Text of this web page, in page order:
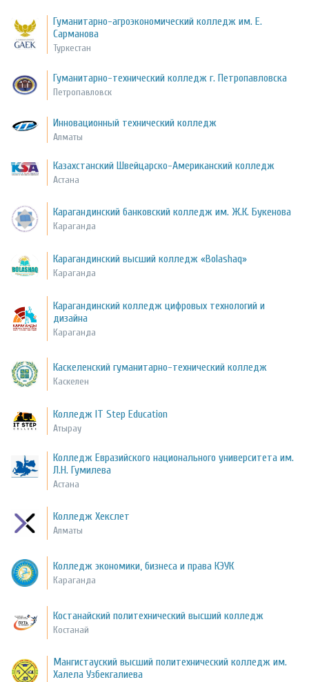
Гуманитарно-агроэкономический колледж им. Е.
Сарманова
Туркестан
Гуманитарно-технический колледж г. Петропавловска
Петропавловск
Инновационный технический колледж
Алматы
Казахстанский Швейцарско-Американский колледж
Астана
Карагандинский банковский колледж им. Ж.К. Букенова
Караганда
Карагандинский высший колледж «Bolashaq»
Караганда
Карагандинский колледж цифровых технологий и
дизайна
Караганда
Каскеленский гуманитарно-технический колледж
Каскелен
Колледж IT Step Education
Атырау
Колледж Евразийского национального университета им.
Л.Н. Гумилева
Астана
Колледж Хекслет
Алматы
Колледж экономики, бизнеса и права КЭУК
Караганда
Костанайский политехнический высший колледж
Костанай
Мангистауский высший политехнический колледж им.
Халела Узбекгалиева